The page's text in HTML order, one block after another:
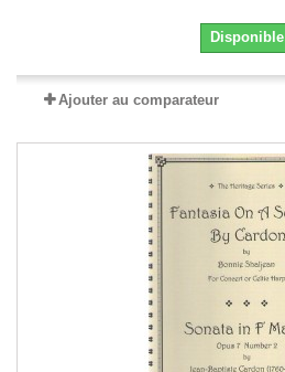
Disponible
Ajouter au comparateur